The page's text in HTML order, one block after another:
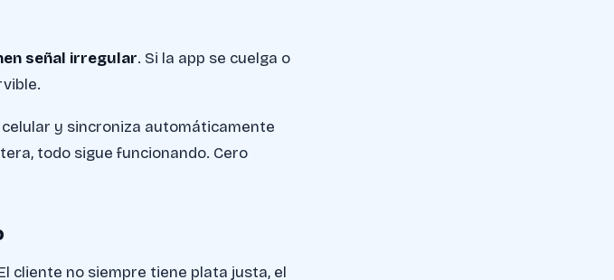
señal irregular. Si la app se cuelga o
y sincroniza automáticamente
todo sigue funcionando. Cero
cliente no siempre tiene plata justa, el